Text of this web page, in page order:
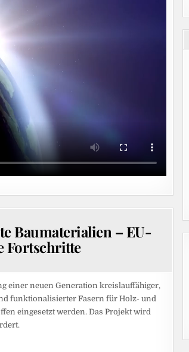
Baumaterialien – EU-
Fortschritte
einer neuen Generation kreislauffähiger,
funktionalisierter Fasern für Holz- und
eingesetzt werden. Das Projekt wird